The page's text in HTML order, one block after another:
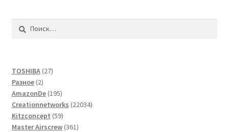
Найти:
TOSHIBA 2727
Разное 22
товара
AmazonDe 195195
товаров
Creationnetworks 2203422034
Kitzconcept 5959
товаров
Master Airscrew 361361